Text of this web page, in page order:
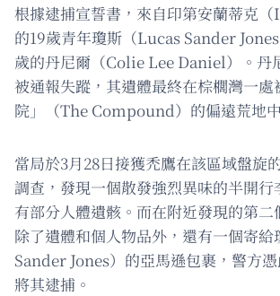
根據逮捕宣誓書，來自印第安蘭蒂克
的19歲青年瓊斯（Lucas Sander
歲的丹尼爾（Colie Lee Daniel）。丹
被通報失蹤，其遺體最終在棕櫚灣一處
院」（The Compound）的偏遠荒地
當局於3月28日接獲禿鷹在該區域盤旋
調查，發現一個散發強烈異味的半開行
有部分人體遺骸。而在附近發現的第二
除了遺體和個人物品外，還有一個寄
Sander Jones）的亞馬遜包裹，警方
將其逮捕。